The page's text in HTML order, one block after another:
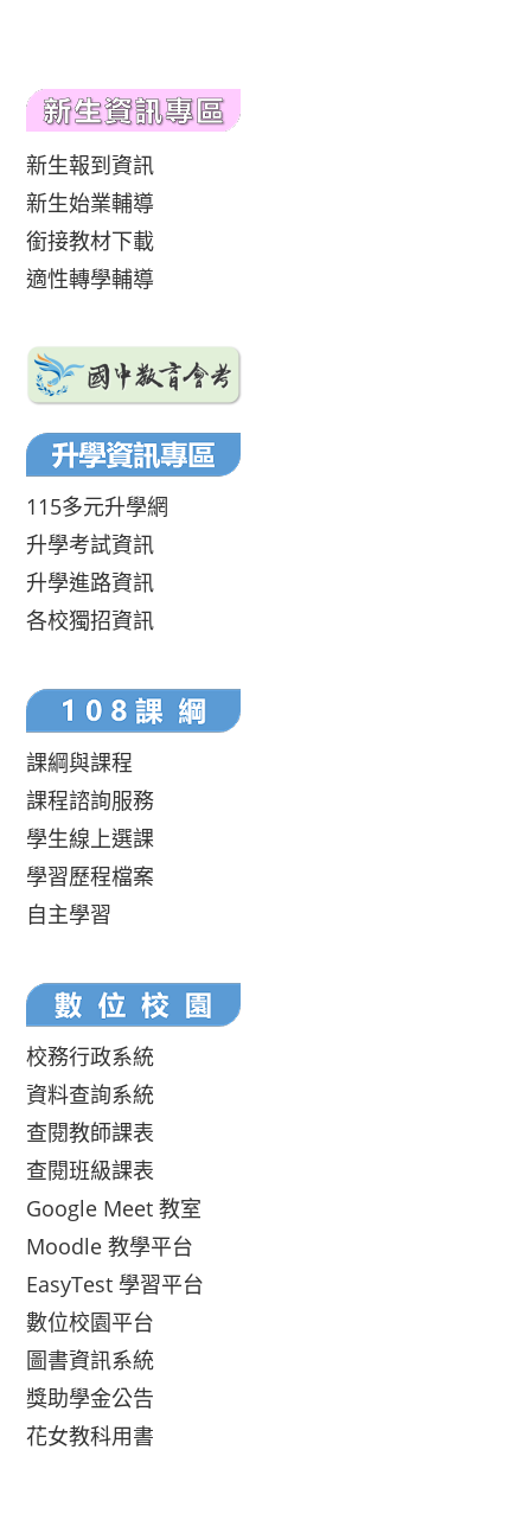
新生報到資訊
新生始業輔導
銜接教材下載
適性轉學輔導
115多元升學網
升學考試資訊
升學進路資訊
各校獨招資訊
課綱與課程
課程諮詢服務
學生線上選課
學習歷程檔案
自主學習
校務行政系統
資料查詢系統
查閱教師課表
查閱班級課表
Google Meet 教室
Moodle 教學平台
EasyTest 學習平台
數位校園平台
圖書資訊系統
獎助學金公告
花女教科用書